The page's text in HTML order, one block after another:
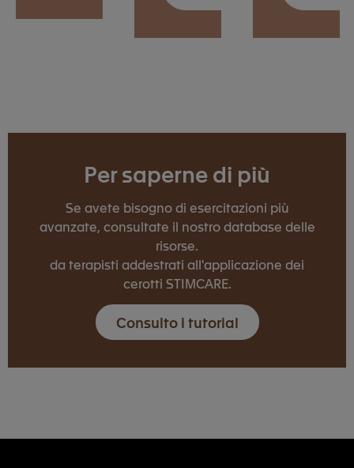
Per saperne di più
Se avete bisogno di esercitazioni più
avanzate, consultate il nostro database delle
risorse.
da terapisti addestrati all'applicazione dei
cerotti STIMCARE.
Consulto i tutorial